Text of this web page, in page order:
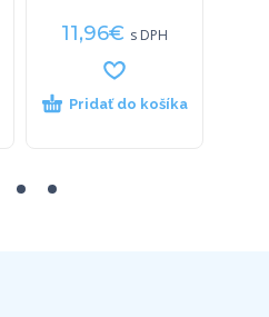
11,96€ s DPH
Pridať do košíka